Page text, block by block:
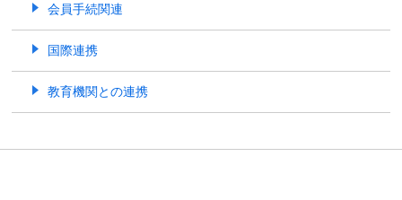
会員手続関連
国際連携
教育機関との連携